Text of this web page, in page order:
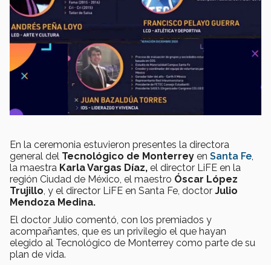
En la ceremonia estuvieron presentes la directora
general del Tecnológico de Monterrey en Santa Fe
la maestra Karla Vargas Díaz, el director LiFE en la
región Ciudad de México, el maestro Óscar López
Trujillo , y el director LiFE en Santa Fe, doctor Julio
Mendoza Medina.
El doctor Julio comentó, con los premiados y
acompañantes, que es un privilegio el que hayan
elegido al Tecnológico de Monterrey como parte de su
plan de vida.